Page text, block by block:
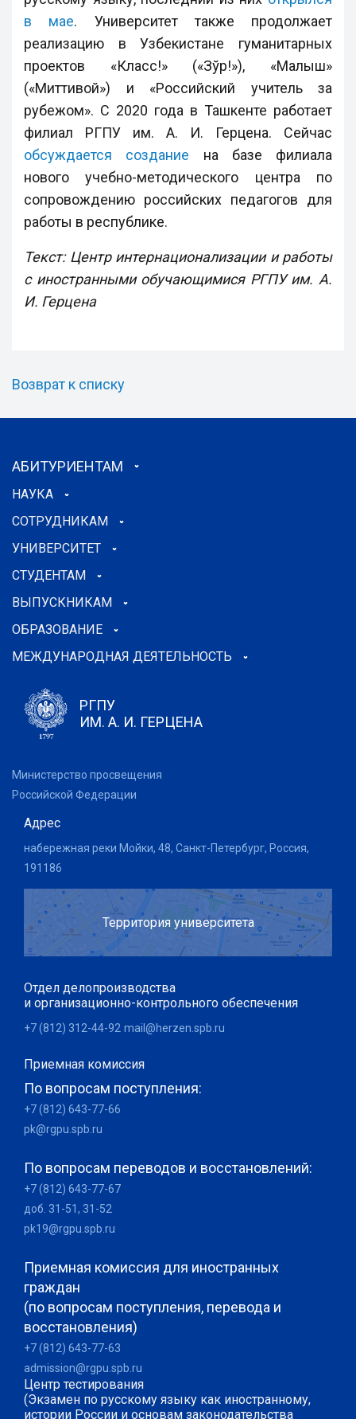
в мае. Университет также продолжает
реализацию в Узбекистане гуманитарных
проектов «Класс!» («Зўр!»), «Малыш»
(«Миттивой») и «Российский учитель за
рубежом». С 2020 года в Ташкенте работает
филиал РГПУ им. А. И. Герцена. Сейчас
обсуждается создание на базе филиала
нового учебно-методического центра по
сопровождению российских педагогов для
работы в республике.
Текст: Центр интернационализации и работы
с иностранными обучающимися РГПУ им. А.
И. Герцена
Возврат к списку
АБИТУРИЕНТАМ
НАУКА
СОТРУДНИКАМ
УНИВЕРСИТЕТ
СТУДЕНТАМ
ВЫПУСКНИКАМ
ОБРАЗОВАНИЕ
МЕЖДУНАРОДНАЯ ДЕЯТЕЛЬНОСТЬ
РГПУ
ИМ. А. И. ГЕРЦЕНА
Министерство просвещения
Российской Федерации
Адрес
набережная реки Мойки, 48, Санкт-Петербург, Россия,
191186
Территория университета
Отдел делопроизводства
и организационно-контрольного обеспечения
+7 (812) 312-44-92 mail@herzen.spb.ru
Приемная комиссия
По вопросам поступления:
+7 (812) 643-77-66
pk@rgpu.spb.ru
По вопросам переводов и восстановлений:
+7 (812) 643-77-67
доб. 31-51, 31-52
pk19@rgpu.spb.ru
Приемная комиссия для иностранных
граждан
(по вопросам поступления, перевода и
восстановления)
+7 (812) 643-77-63
admission@rgpu.spb.ru
Центр тестирования
(Экзамен по русскому языку как иностранному,
истории России и основам законодательства